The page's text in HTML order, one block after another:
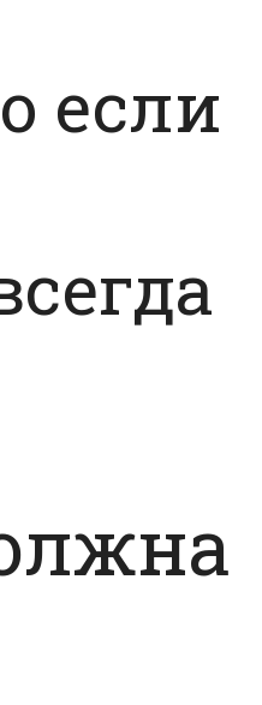
если